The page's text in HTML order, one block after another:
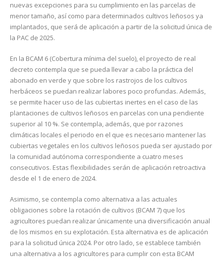
nuevas excepciones para su cumplimiento en las parcelas de
menor tamaño, así como para determinados cultivos leñosos ya
implantados, que será de aplicación a partir de la solicitud única de
la PAC de 2025.
En la BCAM 6 (Cobertura mínima del suelo), el proyecto de real
decreto contempla que se pueda llevar a cabo la práctica del
abonado en verde y que sobre los rastrojos de los cultivos
herbáceos se puedan realizar labores poco profundas. Además,
se permite hacer uso de las cubiertas inertes en el caso de las
plantaciones de cultivos leñosos en parcelas con una pendiente
superior al 10 %. Se contempla, además, que por razones
climáticas locales el periodo en el que es necesario mantener las
cubiertas vegetales en los cultivos leñosos pueda ser ajustado por
la comunidad autónoma correspondiente a cuatro meses
consecutivos. Estas flexibilidades serán de aplicación retroactiva
desde el 1 de enero de 2024.
Asimismo, se contempla como alternativa a las actuales
obligaciones sobre la rotación de cultivos (BCAM 7) que los
agricultores puedan realizar únicamente una diversificación anual
de los mismos en su explotación. Esta alternativa es de aplicación
para la solicitud única 2024. Por otro lado, se establece también
una alternativa a los agricultores para cumplir con esta BCAM